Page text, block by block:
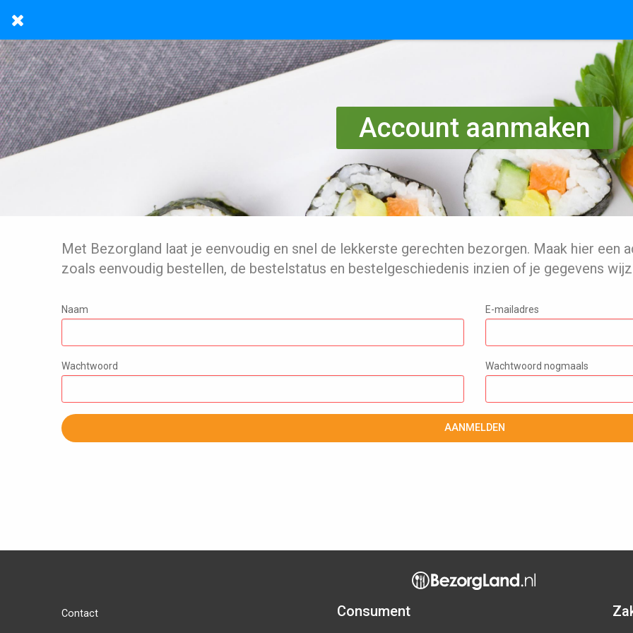
Account aanmaken
Met Bezorgland laat je eenvoudig en snel de lekkerste gerechten bezorgen. Maak hier een
zoals eenvoudig bestellen, de bestelstatus en bestelgeschiedenis inzien of je gegevens
Naam E-mailadres
Wachtwoord Wachtwoord nogmaals
AANMELDEN
Contact Consument